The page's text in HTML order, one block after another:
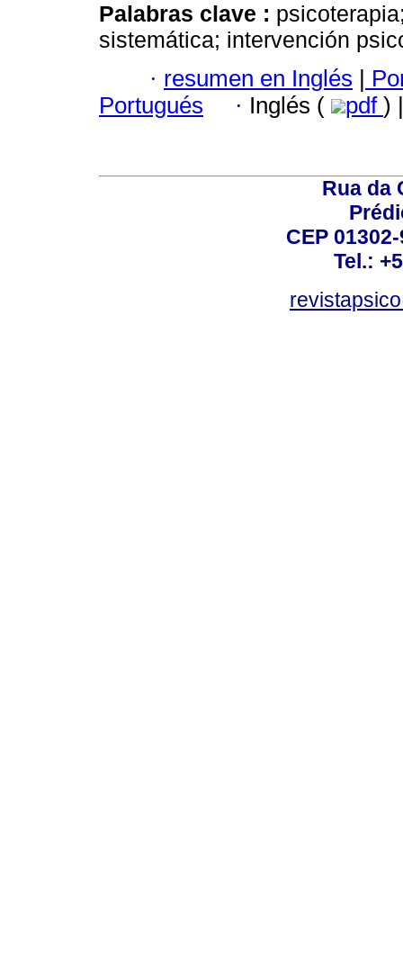
Palabras clave :
sistemática; intervención
· resumen en Inglés |
Portugués
· Inglés ( pdf )
Rua da
CEP
Tel.: